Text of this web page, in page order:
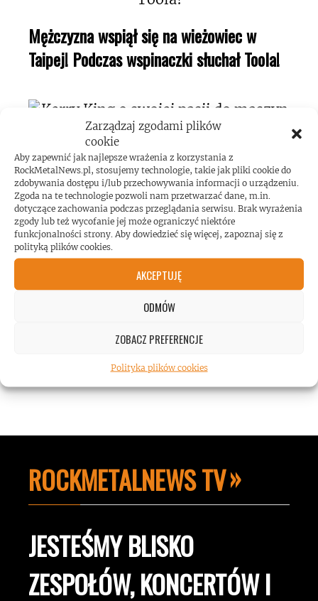
Zarządzaj zgodami plików
cookie
Aby zapewnić jak najlepsze wrażenia z korzystania z
RockMetalNews.pl, stosujemy technologie, takie jak pliki cookie do
zdobywania dostępu i/lub przechowywania informacji o urządzeniu.
Zgoda na te technologie pozwoli nam przetwarzać dane, m.in.
dotyczące zachowania podczas przeglądania serwisu. Brak wyrażenia
zgody lub też wycofanie jej może ograniczyć niektóre
funkcjonalności strony. Aby dowiedzieć się więcej, zapoznaj się z
polityką plików cookies.
AKCEPTUJĘ
ODMÓW
ZOBACZ PREFERENCJE
Polityka plików cookies
Mężczyzna wspiął się na wieżowiec w
Taipej! Podczas wspinaczki słuchał Toola!
Kerry King o swojej pasji do maszyn
pinball!
Koncert AC/DC przekroczył poziom
ROCKMETALNEWS TV
JESTEŚMY BLISKO
ZESPOŁÓW, KONCERTÓW I